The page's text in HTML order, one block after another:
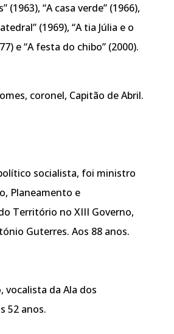
(1963), “A casa verde” (1966),
(1969), “A tia Júlia e o
e “A festa do chibo” (2000).
coronel, Capitão de Abril.
socialista, foi ministro
Planeamento e
Território no XIII Governo,
Guterres. Aos 88 anos.
vocalista da Ala dos
52 anos.